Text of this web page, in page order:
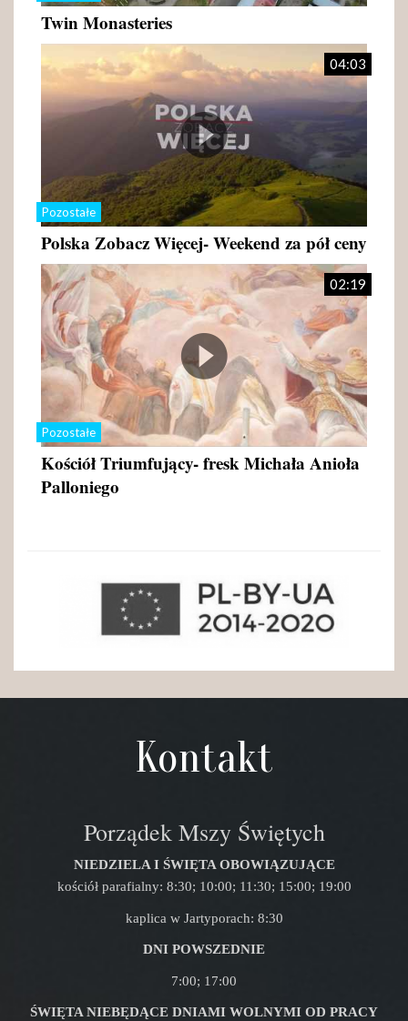
Twin Monasteries
Pozostałe
04:03
Polska Zobacz Więcej- Weekend za pół ceny
Pozostałe
02:19
Kościół Triumfujący- fresk Michała Anioła
Palloniego
Kontakt
Porządek Mszy Świętych
NIEDZIELA I ŚWIĘTA OBOWIĄZUJĄCE
kościół parafialny: 8:30; 10:00; 11:30; 15:00; 19:00
kaplica w Jartyporach: 8:30
DNI POWSZEDNIE
7:00; 17:00
ŚWIĘTA NIEBĘDĄCE DNIAMI WOLNYMI OD PRACY